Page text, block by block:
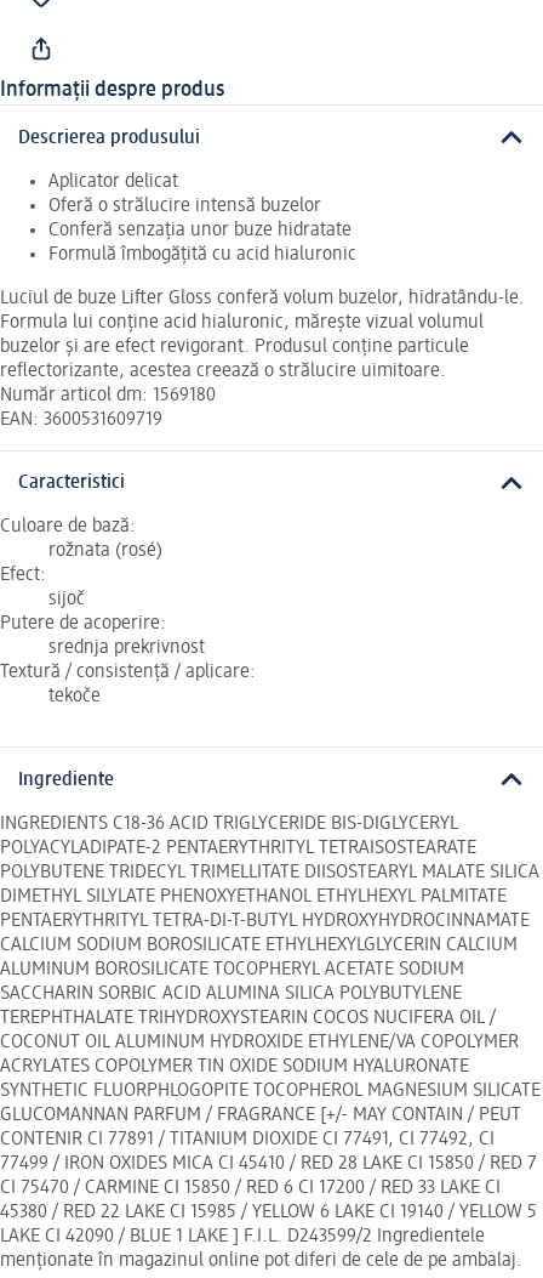
Informații despre produs
Descrierea produsului
Aplicator delicat
Oferă o strălucire intensă buzelor
Conferă senzația unor buze hidratate
Formulă îmbogățită cu acid hialuronic
Luciul de buze Lifter Gloss conferă volum buzelor, hidratându-le.
Formula lui conține acid hialuronic, mărește vizual volumul
buzelor și are efect revigorant. Produsul conține particule
reflectorizante, acestea creează o strălucire uimitoare.
Număr articol dm: 1569180
EAN: 3600531609719
Caracteristici
Culoare de bază:
rožnata (rosé)
Efect:
sijoč
Putere de acoperire:
srednja prekrivnost
Textură / consistență / aplicare:
tekoče
Ingrediente
INGREDIENTS C18-36 ACID TRIGLYCERIDE BIS-DIGLYCERYL
POLYACYLADIPATE-2 PENTAERYTHRITYL TETRAISOSTEARATE
POLYBUTENE TRIDECYL TRIMELLITATE DIISOSTEARYL MALATE SILICA
DIMETHYL SILYLATE PHENOXYETHANOL ETHYLHEXYL PALMITATE
PENTAERYTHRITYL TETRA-DI-T-BUTYL HYDROXYHYDROCINNAMATE
CALCIUM SODIUM BOROSILICATE ETHYLHEXYLGLYCERIN CALCIUM
ALUMINUM BOROSILICATE TOCOPHERYL ACETATE SODIUM
SACCHARIN SORBIC ACID ALUMINA SILICA POLYBUTYLENE
TEREPHTHALATE TRIHYDROXYSTEARIN COCOS NUCIFERA OIL /
COCONUT OIL ALUMINUM HYDROXIDE ETHYLENE/VA COPOLYMER
ACRYLATES COPOLYMER TIN OXIDE SODIUM HYALURONATE
SYNTHETIC FLUORPHLOGOPITE TOCOPHEROL MAGNESIUM SILICATE
GLUCOMANNAN PARFUM / FRAGRANCE [+/- MAY CONTAIN / PEUT
CONTENIR CI 77891 / TITANIUM DIOXIDE CI 77491, CI 77492, CI
77499 / IRON OXIDES MICA CI 45410 / RED 28 LAKE CI 15850 / RED 7
CI 75470 / CARMINE CI 15850 / RED 6 CI 17200 / RED 33 LAKE CI
45380 / RED 22 LAKE CI 15985 / YELLOW 6 LAKE CI 19140 / YELLOW 5
LAKE CI 42090 / BLUE 1 LAKE ] F.I.L. D243599/2 Ingredientele
menționate în magazinul online pot diferi de cele de pe ambalaj.